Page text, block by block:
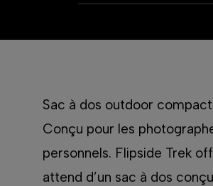
Sac à dos outdoor
Conçu pour les
personnels. Flipside Trek
attend d’un sac à dos